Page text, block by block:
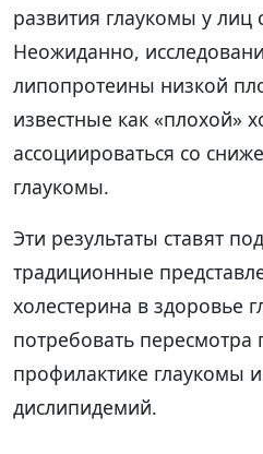
развития глаукомы у лиц
Неожиданно,
липопротеины низкой
известные как «плохой»
ассоциироваться со
глаукомы.
Эти результаты ставят
традиционные
холестерина в здоровье
потребовать пересмотра
профилактике глаукомы
дислипидемий.